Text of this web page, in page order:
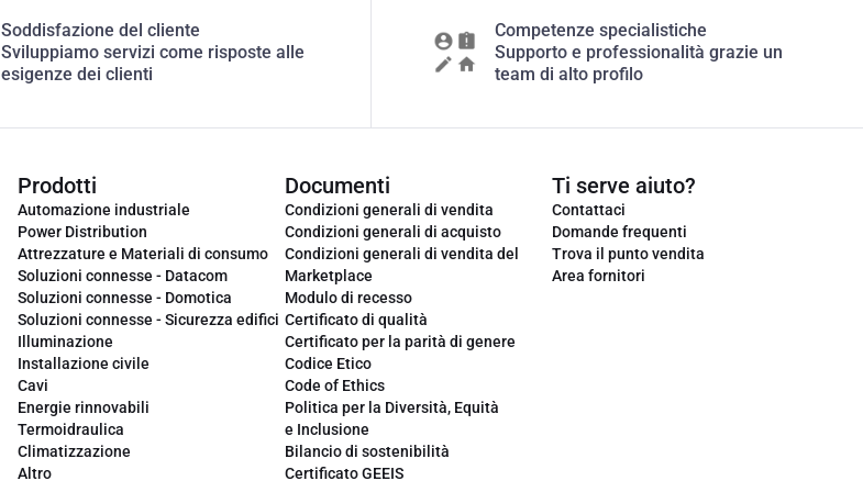
Soddisfazione del cliente
Sviluppiamo servizi come risposte alle
esigenze dei clienti
Competenze specialistiche
Supporto e professionalità grazie un
team di alto profilo
Prodotti
Automazione industriale
Power Distribution
Attrezzature e Materiali di consumo
Soluzioni connesse - Datacom
Soluzioni connesse - Domotica
Soluzioni connesse - Sicurezza edifici
Illuminazione
Installazione civile
Cavi
Energie rinnovabili
Termoidraulica
Climatizzazione
Altro
Documenti
Condizioni generali di vendita
Condizioni generali di acquisto
Condizioni generali di vendita del
Marketplace
Modulo di recesso
Certificato di qualità
Certificato per la parità di genere
Codice Etico
Code of Ethics
Politica per la Diversità, Equità
e Inclusione
Bilancio di sostenibilità
Certificato GEEIS
Ti serve aiuto?
Contattaci
Domande frequenti
Trova il punto vendita
Area fornitori